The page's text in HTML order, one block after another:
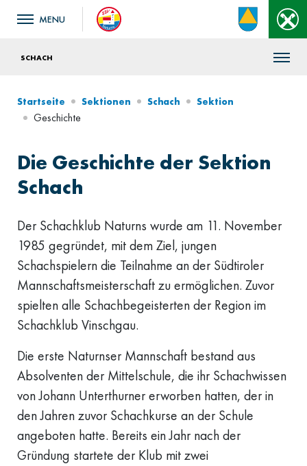
SCHACH
Startseite Sektionen Schach Sektion
Geschichte
Die Geschichte der Sektion
Schach
Der Schachklub Naturns wurde am 11. November
1985 gegründet, mit dem Ziel, jungen
Schachspielern die Teilnahme an der Südtiroler
Mannschaftsmeisterschaft zu ermöglichen. Zuvor
spielten alle Schachbegeisterten der Region im
Schachklub Vinschgau.
Die erste Naturnser Mannschaft bestand aus
Absolventen der Mittelschule, die ihr Schachwissen
von Johann Unterthurner erworben hatten, der in
den Jahren zuvor Schachkurse an der Schule
angeboten hatte. Bereits ein Jahr nach der
Gründung startete der Klub mit zwei